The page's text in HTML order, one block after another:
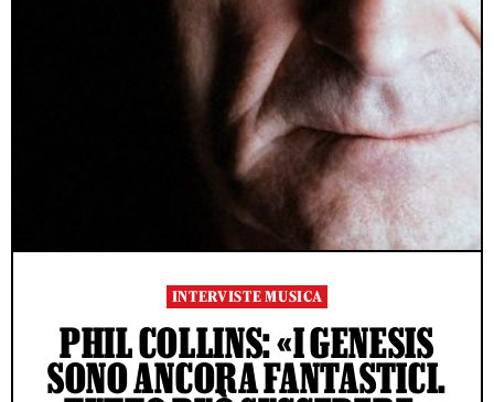
INTERVISTE MUSICA
PHIL COLLINS: «I GENESIS
SONO ANCORA FANTASTICI.